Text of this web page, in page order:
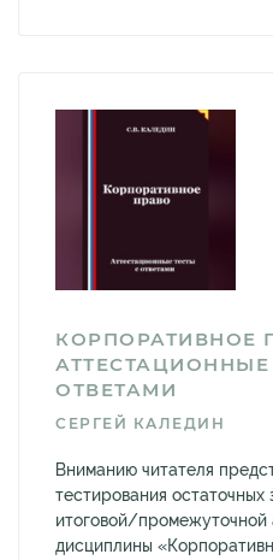
КОРПОРАТИВНОЕ
АТТЕСТАЦИОННЫЕ
ОТВЕТАМИ
СЕРГЕЙ КАЛЕДИН
Вниманию читателя
тестирования остаточных
итоговой/промежуточной
дисциплины